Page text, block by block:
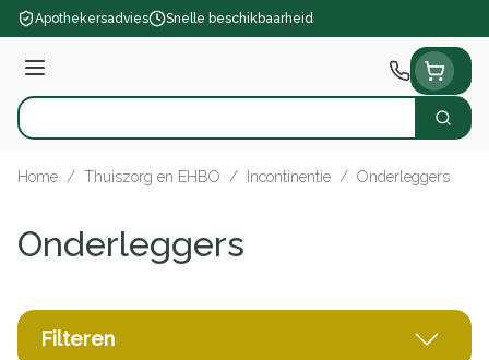
Ga naar de inhoud
Apothekersadvies Snelle beschikbaarheid
Menu
Product, merk, categorie... Zoek
Home / Thuiszorg en EHBO / Incontinentie / Onderleggers
Onderleggers
Filteren